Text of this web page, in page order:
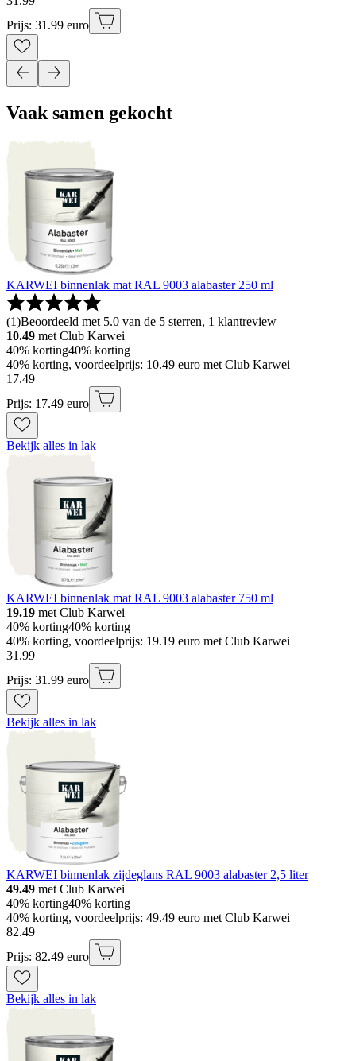
Prijs: 31.99 euro
Vaak samen gekocht
KARWEI binnenlak mat RAL 9003 alabaster 250 ml
(1)Beoordeeld met 5.0 van de 5 sterren, 1 klantreview
10.49 met Club Karwei
40% korting40% korting
40% korting, voordeelprijs: 10.49 euro met Club Karwei
17.49
Prijs: 17.49 euro
Bekijk alles in lak
KARWEI binnenlak mat RAL 9003 alabaster 750 ml
19.19 met Club Karwei
40% korting40% korting
40% korting, voordeelprijs: 19.19 euro met Club Karwei
31 .99
Prijs: 31.99 euro
Bekijk alles in lak
KARWEI binnenlak zijdeglans RAL 9003 alabaster 2,5 liter
49.49 met Club Karwei
40% korting40% korting
40% korting, voordeelprijs: 49.49 euro met Club Karwei
82.49
Prijs: 82.49 euro
Bekijk alles in lak